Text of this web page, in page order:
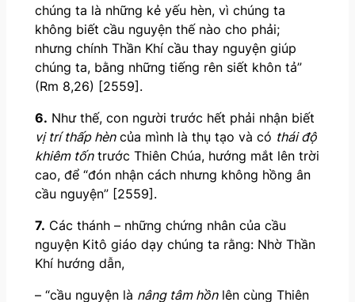
chúng ta là những kẻ yếu hèn, vì chúng ta
không biết cầu nguyện thế nào cho phải;
nhưng chính Thần Khí cầu thay nguyện giúp
chúng ta, bằng những tiếng rên siết khôn tả”
(Rm 8,26) [2559].
6. Như thế, con người trước hết phải nhận biết
vị trí thấp hèncủa mình là thụ tạo và có thái độ
khiêm tốntrước Thiên Chúa, hướng mắt lên trời
cao, để “đón nhận cách nhưng không hồng ân
cầu nguyện” [2559].
7. Các thánh – những chứng nhân của cầu
nguyện Kitô giáo dạy chúng ta rằng: Nhờ Thần
Khí hướng dẫn,
– “cầu nguyện là nâng tâm hồnlên cùng Thiên